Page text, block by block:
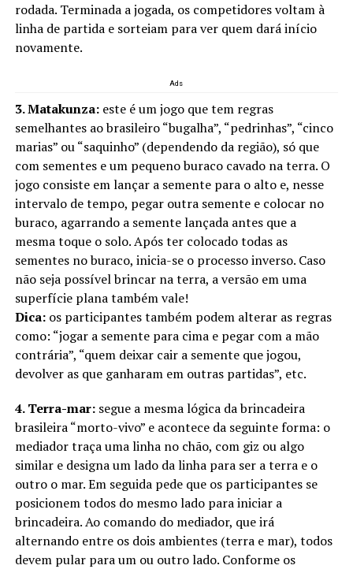
rodada. Terminada a jogada, os competidores voltam à
linha de partida e sorteiam para ver quem dará início
novamente.
Ads
3. Matakunza:este é um jogo que tem regras
semelhantes ao brasileiro “bugalha”, “pedrinhas”, “cinco
marias” ou “saquinho” (dependendo da região), só que
com sementes e um pequeno buraco cavado na terra. O
jogo consiste em lançar a semente para o alto e, nesse
intervalo de tempo, pegar outra semente e colocar no
buraco, agarrando a semente lançada antes que a
mesma toque o solo. Após ter colocado todas as
sementes no buraco, inicia-se o processo inverso. Caso
não seja possível brincar na terra, a versão em uma
superfície plana também vale!
Dica: os participantes também podem alterar as regras
como: “jogar a semente para cima e pegar com a mão
contrária”, “quem deixar cair a semente que jogou,
devolver as que ganharam em outras partidas”, etc.
4. Terra-mar: segue a mesma lógica da brincadeira
brasileira “morto-vivo” e acontece da seguinte forma: o
mediador traça uma linha no chão, com giz ou algo
similar e designa um lado da linha para ser a terra e o
outro o mar. Em seguida pede que os participantes se
posicionem todos do mesmo lado para iniciar a
brincadeira. Ao comando do mediador, que irá
alternando entre os dois ambientes (terra e mar), todos
devem pular para um ou outro lado. Conforme os